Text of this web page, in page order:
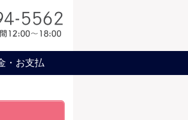
・お支払